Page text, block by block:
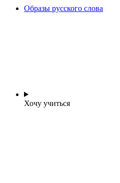
Образы русского слова
Хочу учиться